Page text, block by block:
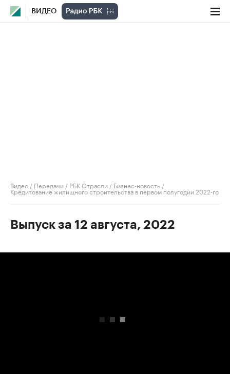
ВИДЕО
Видео / Передачи / РБК Отрасли / Бизнес-новость /
Кредитование жилищного строительства в первом полугодии 2022-го
Выпуск за 12 августа, 2022